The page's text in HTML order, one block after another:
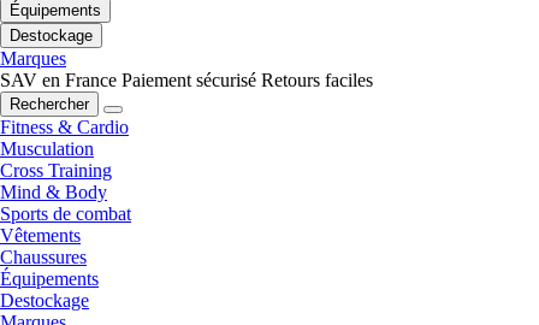
Équipements
Destockage
Marques
SAV en France Paiement sécurisé Retours faciles
Rechercher
Fitness & Cardio
Musculation
Cross Training
Mind & Body
Sports de combat
Vêtements
Chaussures
Équipements
Destockage